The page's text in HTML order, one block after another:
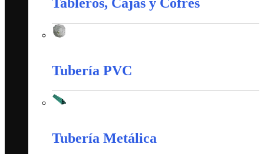
Tubería PVC
Tubería Metálica